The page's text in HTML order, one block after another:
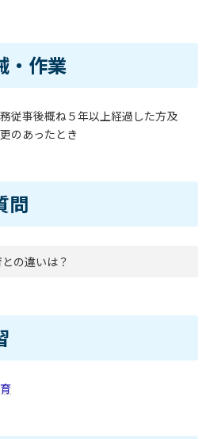
・作業
従事後概ね５年以上経過した方及
のあったとき
問
の違いは？